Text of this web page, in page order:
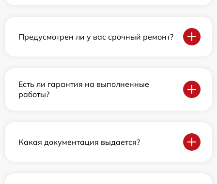
Предусмотрен ли у вас срочный ремонт?
Есть ли гарантия на выполненные
работы?
Какая документация выдается?